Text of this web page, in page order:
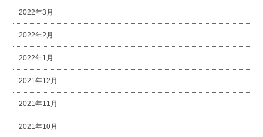
2022年3月
2022年2月
2022年1月
2021年12月
2021年11月
2021年10月